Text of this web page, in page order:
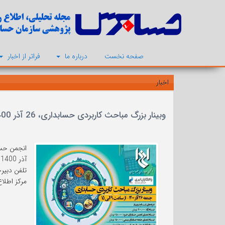
صفحه نخست درباره ما فراتر از اخبار
اخبار
وبینار بزرگ مباحث کاربردی حسابداری، 26 آذر 1400
آذر 1400 برگزار می کند.
تلفن دبیرخانه: 5 -
مرکز